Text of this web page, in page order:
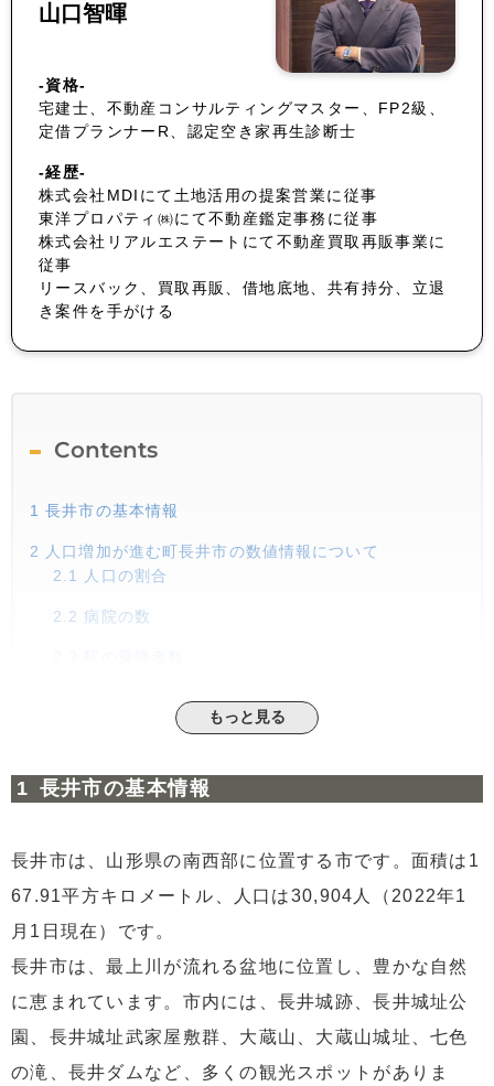
山口智暉
-資格-
宅建士、不動産コンサルティングマスター、FP2級、
定借プランナーR、認定空き家再生診断士
-経歴-
株式会社MDIにて土地活用の提案営業に従事
東洋プロパティ㈱にて不動産鑑定事務に従事
株式会社リアルエステートにて不動産買取再販事業に
従事
リースバック、買取再販、借地底地、共有持分、立退
き案件を手がける
Contents
1 長井市の基本情報
2
人口増加が進む町長井市の数値情報について
2.1
人口の割合
2.2 病院の数
幼稚園、保育園の数
自然や祭りを一年中楽しめる長井市の魅力！
3.2②祭り
4 皆様に知ってほしい長井市の不動産情報！
5 まとめ
もっと見る
長井市の基本情報
長井市は、山形県の南西部に位置する市です。面積は1
67.91平方キロメートル、人口は30,904人（2022年1
月1日現在）です。
長井市は、最上川が流れる盆地に位置し、豊かな自然
に恵まれています。市内には、長井城跡、長井城址公
園、長井城址武家屋敷群、大蔵山、大蔵山城址、七色
の滝、長井ダムなど、多くの観光スポットがありま